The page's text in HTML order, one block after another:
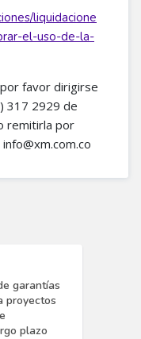
liquidacione
el-uso-de-la-
favor dirigirse
317 2929 de
remitirla por
garantías
proyectos
plazo